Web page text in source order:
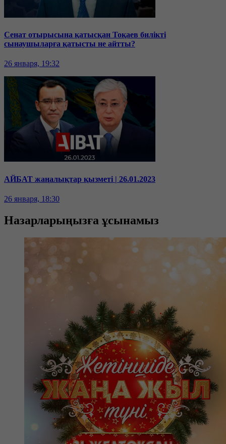
Сенат отырысына қатысқан Тоқаев билікті
сынаушыларға қатысты не айтты?
26 января, 19:32
АЙБАТ жаңалықтар қызметі | 26.01.2023
26 января, 18:30
Назарларыңызға ұсынамыз